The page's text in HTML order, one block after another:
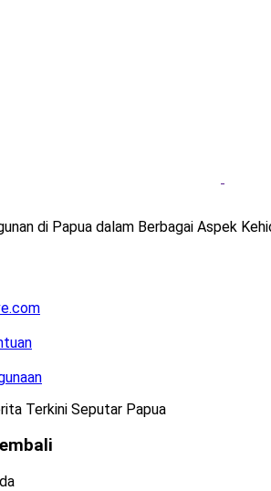
di Papua dalam Berbagai Aspek
Terkini Seputar Papua